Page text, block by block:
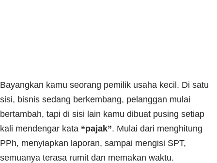
Bayangkan kamu seorang pemilik usaha kecil. Di satu
sisi, bisnis sedang berkembang, pelanggan mulai
bertambah, tapi di sisi lain kamu dibuat pusing setiap
kali mendengar kata “pajak”. Mulai dari menghitung
PPh, menyiapkan laporan, sampai mengisi SPT,
semuanya terasa rumit dan memakan waktu.